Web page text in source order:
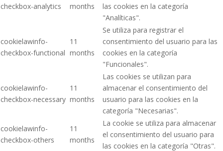
checkbox-analytics
months
las cookies en la categoría
"Analíticas".
cookielawinfo-
checkbox-functional
11
months
Se utiliza para registrar el
consentimiento del usuario para las
cookies en la categoría
"Funcionales".
cookielawinfo-
checkbox-necessary
11
months
Las cookies se utilizan para
almacenar el consentimiento del
usuario para las cookies en la
categoría "Necesarias".
cookielawinfo-
checkbox-others
11
months
La cookie se utiliza para almacenar
el consentimiento del usuario para
las cookies en la categoría "Otras".